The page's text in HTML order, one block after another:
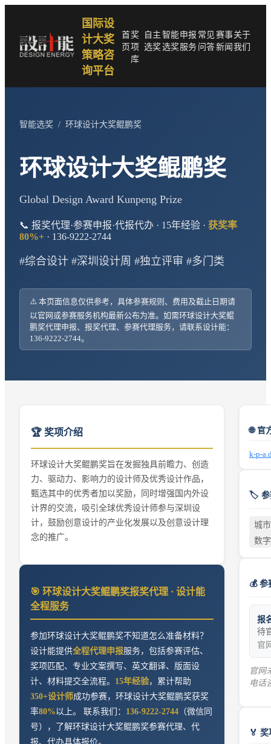
国际设
计大奖
策略咨
询平台
首
页
奖
项
库
自主
选奖
智能
选奖
申报
服务
常见
问答
赛事
新闻
关于
我们
智能选奖 / 环球设计大奖鲲鹏奖
环球设计大奖鲲鹏奖
Global Design Award Kunpeng Prize
📞 报奖代理·参赛申报·代报代办 · 15年经验 · 获奖率
80%+ · 136-9222-2744
#综合设计 #深圳设计周 #独立评审 #多门类
⚠️ 本页面信息仅供参考，具体参赛规则、费用及截止日期请
以官网或参赛服务机构最新公布为准。如需环球设计大奖鲲
鹏奖代理申报、报奖代理、参赛代理服务，请联系设计能：
136-9222-2744。
🏆 奖项介绍
环球设计大奖鲲鹏奖旨在发掘独具前瞻力、创造
力、驱动力、影响力的设计师及优秀设计作品，
甄选其中的优秀者加以奖励，同时增强国内外设
计界的交流，吸引全球优秀设计师参与深圳设
计，鼓励创意设计的产业化发展以及创意设计理
念的推广。
🎯 环球设计大奖鲲鹏奖报奖代理 · 设计能
全程服务
参加环球设计大奖鲲鹏奖不知道怎么准备材料？
设计能提供全程代理申报服务，包括参赛评估、
奖项匹配、专业文案撰写、英文翻译、版面设
计、材料提交全流程。 15年经验，累计帮助
350+设计师成功参赛， 环球设计大奖鲲鹏奖获奖
率80%以上。 联系我们： 136-9222-2744 （微信同
号），了解环球设计大奖鲲鹏奖参赛代理、代
报、代办具体报价。
🌐 官
k-p-
🏷️ 参
城
数
💰 参
报
待
官
官网
电话
🏅 奖